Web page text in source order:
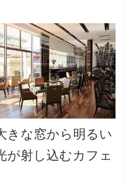
きな窓から明るい
が射し込むカフェ